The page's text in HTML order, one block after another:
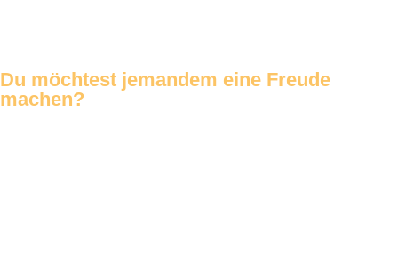
Du möchtest jemandem eine Freude
machen?